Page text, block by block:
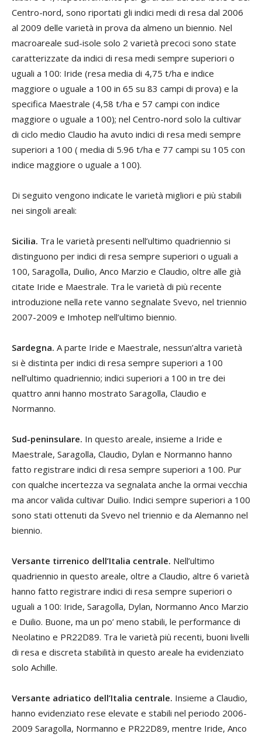
Centro-nord, sono riportati gli indici medi di resa dal 2006
al 2009 delle varietà in prova da almeno un biennio. Nel
macroareale sud-isole solo 2 varietà precoci sono state
caratterizzate da indici di resa medi sempre superiori o
uguali a 100: Iride (resa media di 4,75 t/ha e indice
maggiore o uguale a 100 in 65 su 83 campi di prova) e la
specifica Maestrale (4,58 t/ha e 57 campi con indice
maggiore o uguale a 100); nel Centro-nord solo la cultivar
di ciclo medio Claudio ha avuto indici di resa medi sempre
superiori a 100 ( media di 5.96 t/ha e 77 campi su 105 con
indice maggiore o uguale a 100).
Di seguito vengono indicate le varietà migliori e più stabili
nei singoli areali:
Sicilia. Tra le varietà presenti nell’ultimo quadriennio si
distinguono per indici di resa sempre superiori o uguali a
100, Saragolla, Duilio, Anco Marzio e Claudio, oltre alle già
citate Iride e Maestrale. Tra le varietà di più recente
introduzione nella rete vanno segnalate Svevo, nel triennio
2007-2009 e Imhotep nell’ultimo biennio.
Sardegna. A parte Iride e Maestrale, nessun’altra varietà
si è distinta per indici di resa sempre superiori a 100
nell’ultimo quadriennio; indici superiori a 100 in tre dei
quattro anni hanno mostrato Saragolla, Claudio e
Normanno.
Sud-peninsulare. In questo areale, insieme a Iride e
Maestrale, Saragolla, Claudio, Dylan e Normanno hanno
fatto registrare indici di resa sempre superiori a 100. Pur
con qualche incertezza va segnalata anche la ormai vecchia
ma ancor valida cultivar Duilio. Indici sempre superiori a 100
sono stati ottenuti da Svevo nel triennio e da Alemanno nel
biennio.
Versante tirrenico dell’Italia centrale. Nell’ultimo
quadriennio in questo areale, oltre a Claudio, altre 6 varietà
hanno fatto registrare indici di resa sempre superiori o
uguali a 100: Iride, Saragolla, Dylan, Normanno Anco Marzio
e Duilio. Buone, ma un po’ meno stabili, le performance di
Neolatino e PR22D89. Tra le varietà più recenti, buoni livelli
di resa e discreta stabilità in questo areale ha evidenziato
solo Achille.
Versante adriatico dell’Italia centrale. Insieme a Claudio,
hanno evidenziato rese elevate e stabili nel periodo 2006-
2009 Saragolla, Normanno e PR22D89, mentre Iride, Anco